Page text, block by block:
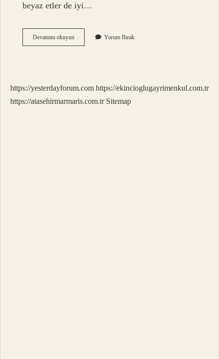
beyaz etler de iyi…
Devamını okuyunBarbekü
Neyle
Yorum Bırak
https://yesterdayforum.com https://ekincioglugayrimenkul.com.tr
https://atasehirmarmaris.com.tr Sitemap